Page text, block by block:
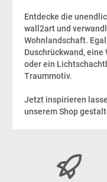
Entdecke die
wall2art und
Wohnlandschaft.
Duschrückwand,
oder ein
Traummotiv.
Jetzt inspirieren
unserem Shop